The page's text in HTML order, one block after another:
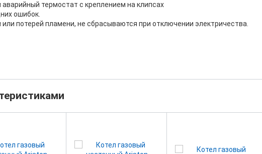
термостат с креплением на клипсах
ошибок.
потерей пламени, не сбрасываются при отключении электричества.